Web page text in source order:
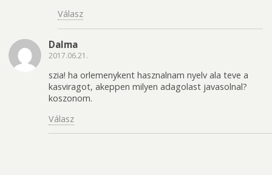
Válasz
Dalma
2017.06.21.
szia! ha orlemenykent hasznalnam nyelv ala teve a
kasviragot, akeppen milyen adagolast javasolnal?
koszonom.
Válasz